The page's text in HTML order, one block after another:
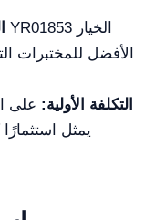
الأفضل للمختبرات
التكلفة الأولية: على
يمثل